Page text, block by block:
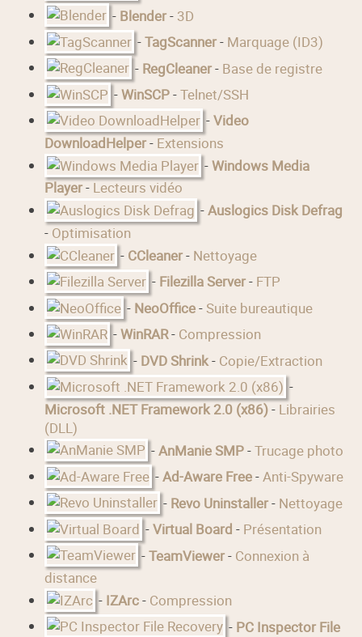
- Blender- 3D
-TagScanner- Marquage (ID3)
- RegCleaner- Base de registre
-WinSCP-Telnet/SSH
-Video
DownloadHelper- Extensions
-Windows Media
Player- Lecteurs vidéo
-Auslogics Disk Defrag
- Optimisation
- CCleaner- Nettoyage
- Filezilla Server- FTP
- NeoOffice-Suite bureautique
-WinRAR- Compression
- DVD Shrink- Copie/Extraction
-
Microsoft .NET Framework 2.0 (x86)- Librairies
(DLL)
-AnManie SMP-Trucage photo
-Ad-Aware Free-Anti-Spyware
- Revo Uninstaller- Nettoyage
-Virtual Board - Présentation
-TeamViewer- Connexion à
distance
- IZArc- Compression
- PC Inspector File